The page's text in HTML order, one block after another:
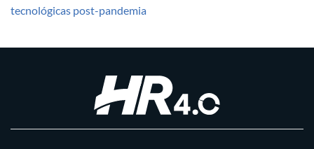
tecnológicas post-pandemia